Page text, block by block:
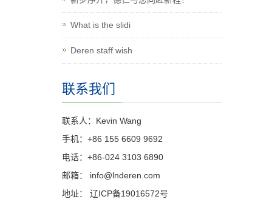
What is the slidi
Deren staff wish
联系我们
联系人：Kevin Wang
手机：+86 155 6609 9692
电话：+86-024 3103 6890
邮箱：
info@lnderen.com
地址： 辽ICP备19016572号